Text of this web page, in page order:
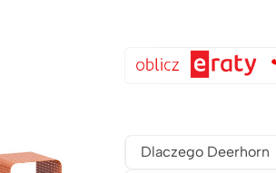
Dlaczego Deerhorn